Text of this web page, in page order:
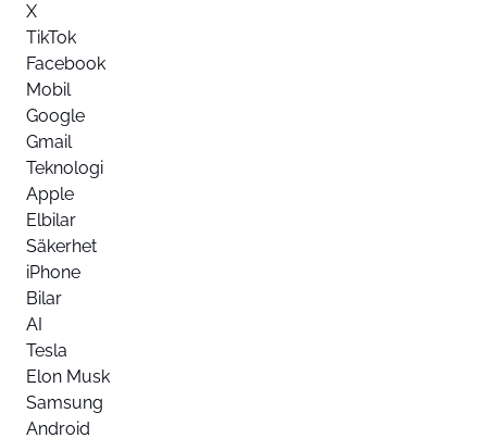
X
TikTok
Facebook
Mobil
Google
Gmail
Teknologi
Apple
Elbilar
Säkerhet
iPhone
Bilar
AI
Tesla
Elon Musk
Samsung
Android